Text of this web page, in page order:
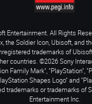
Entertainment. All Rights
the Soldier Icon, Ubisoft, and
trademarks of
countries. ©2026 Sony
Family Mark", "PlayStation",
Shapes Logo" and
trademarks or trademarks of
Entertainment Inc.